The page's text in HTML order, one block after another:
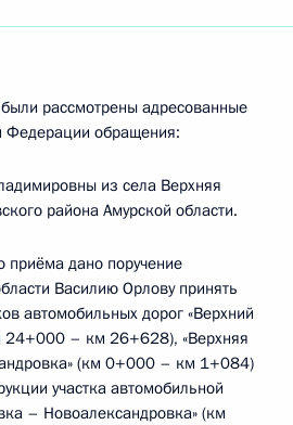
рассмотрены адресованные
Федерации обращения:
из села Верхняя
района Амурской области.
приёма дано поручение
Василию Орлову принять
автомобильных дорог «Верхний
24+000 – км 26+628), «Верхняя
(км 0+000 – км 1+084)
участка автомобильной
– Новоалександровка» (км